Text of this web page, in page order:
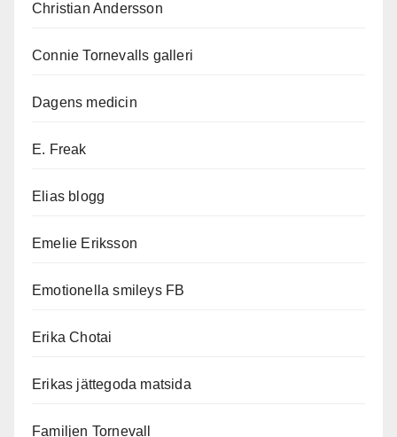
Christian Andersson
Connie Tornevalls galleri
Dagens medicin
E. Freak
Elias blogg
Emelie Eriksson
Emotionella smileys FB
Erika Chotai
Erikas jättegoda matsida
Familjen Tornevall